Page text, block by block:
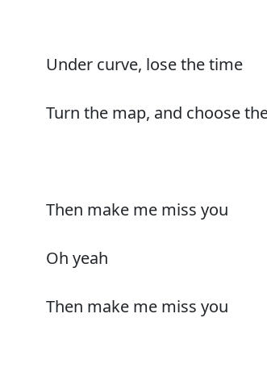
Under curve, lose the time
Turn the map, and choose
Then make me miss you
Oh yeah
Then make me miss you